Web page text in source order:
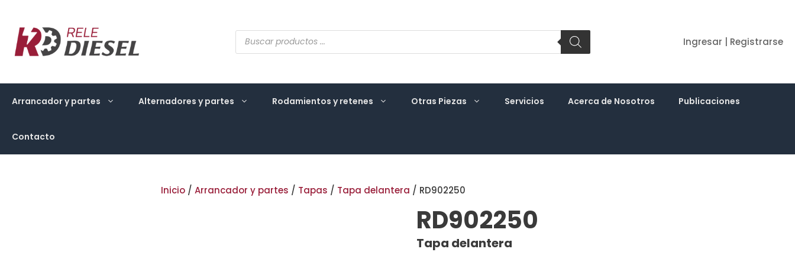
contenido
Búsqueda
de
productos
Ingresar | Registrarse
Arrancador y partes Alternadores y partes Rodamientos y retenes Otras Piezas Servicios Acerca de Nosotros Publicaciones
Contacto
Inicio / Arrancador y partes / Tapas / Tapa delantera / RD902250
RD902250
Tapa delantera